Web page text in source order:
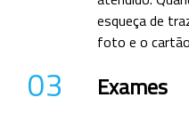
esqueça de
foto e o
03 Exames